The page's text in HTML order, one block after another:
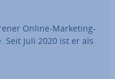
Online-Marketing-
Seit Juli 2020 ist er als